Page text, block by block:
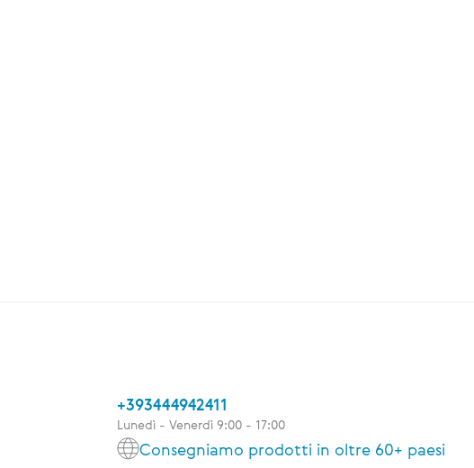
+393444942411
Lunedì - Venerdì 9:00 - 17:00
Consegniamo prodotti in oltre 60+ paesi